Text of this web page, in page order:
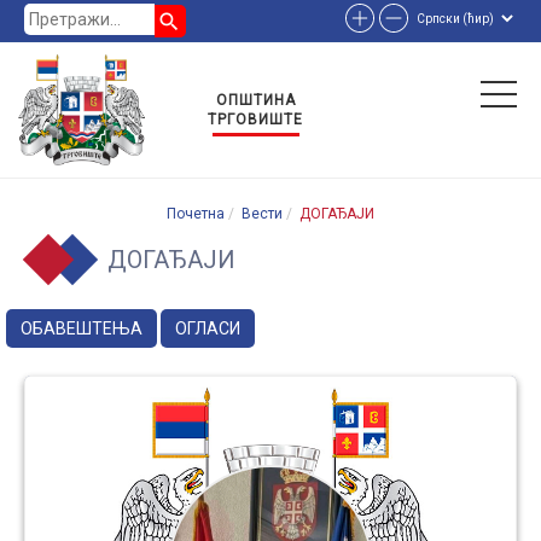
search
ОПШТИНА
ТРГОВИШТЕ
Почетна Вести ДОГАЂАЈИ
ДОГАЂАЈИ
ОБАВЕШТЕЊА ОГЛАСИ